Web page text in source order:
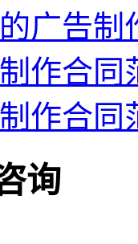
广告制
作合同
作合同
询